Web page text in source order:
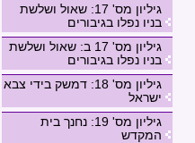
גיליון מס' 17: שאול ושלשת
בניו נפלו בגיבורים
גיליון מס' 17 ב: שאול ושלשת
בניו נפלו בגיבורים
גיליון מס' 18: דמשק בידי צבא
ישראל
גיליון מס' 19: נחנך בית
המקדש